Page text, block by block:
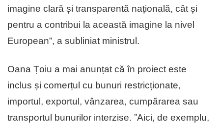
imagine clară și transparentă națională, cât și
pentru a contribui la această imagine la nivel
European”, a subliniat ministrul.
Oana Țoiu a mai anunțat că în proiect este
inclus și comerțul cu bunuri restricționate,
importul, exportul, vânzarea, cumpărarea sau
transportul bunurilor interzise. ”Aici, de exemplu,